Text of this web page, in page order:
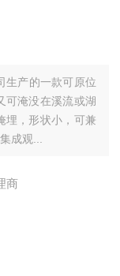
生产的一款可原位
可淹没在溪流或湖
埋，形状小，可兼
成观...
商